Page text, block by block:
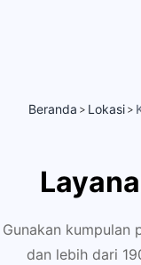
Beranda > Lokasi >
Gunakan kumpulan
dan lebih dari